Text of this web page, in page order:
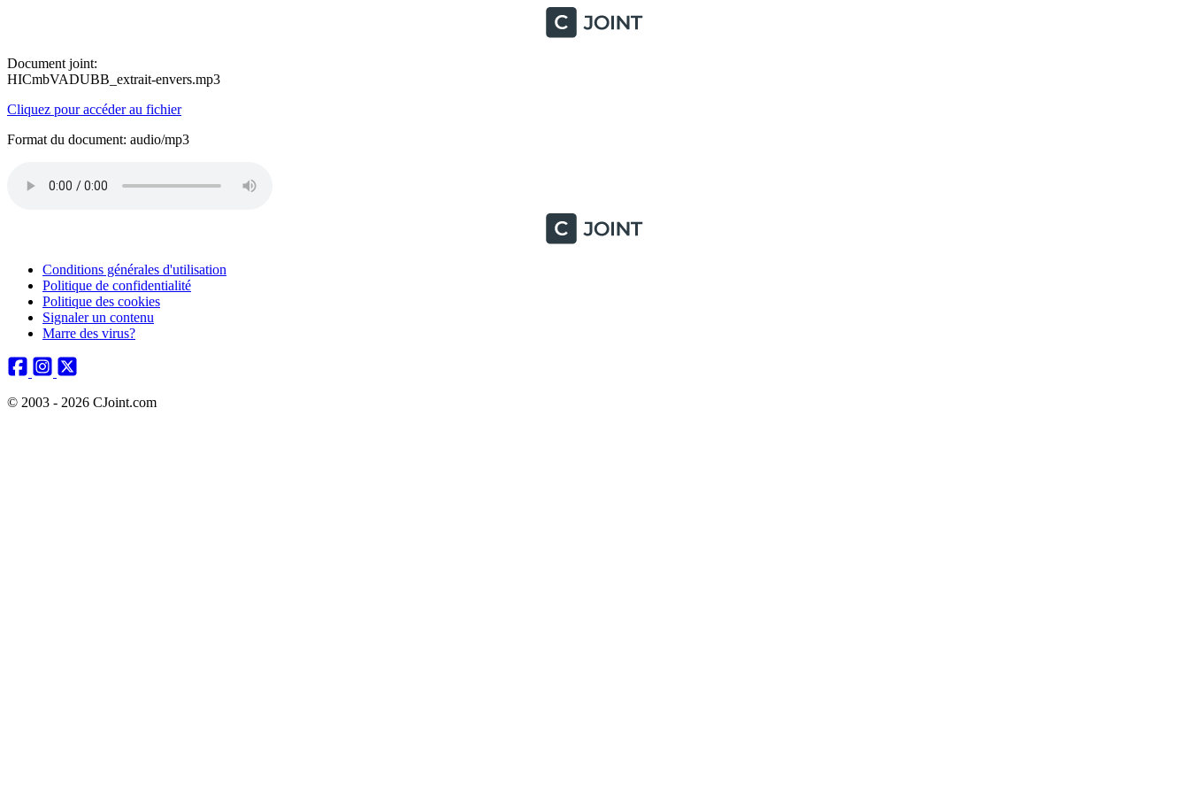
Document joint:
HICmbVADUBB_extrait-envers.mp3
Cliquez pour accéder au fichier
Format du document: audio/mp3
Conditions générales d'utilisation
Politique de confidentialité
Politique des cookies
Signaler un contenu
Marre des virus?
© 2003 - 2026 CJoint.com